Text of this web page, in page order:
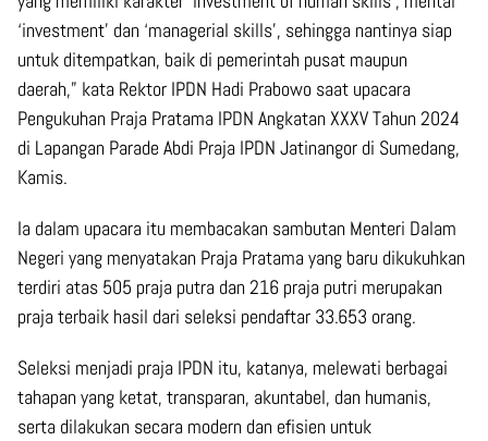
‘investment’ dan ‘managerial skills’, sehingga nantinya siap
untuk ditempatkan, baik di pemerintah pusat maupun
daerah,” kata Rektor IPDN Hadi Prabowo saat upacara
Pengukuhan Praja Pratama IPDN Angkatan XXXV Tahun 2024
di Lapangan Parade Abdi Praja IPDN Jatinangor di Sumedang,
Kamis.
Ia dalam upacara itu membacakan sambutan Menteri Dalam
Negeri yang menyatakan Praja Pratama yang baru dikukuhkan
terdiri atas 505 praja putra dan 216 praja putri merupakan
praja terbaik hasil dari seleksi pendaftar 33.653 orang.
Seleksi menjadi praja IPDN itu, katanya, melewati berbagai
tahapan yang ketat, transparan, akuntabel, dan humanis,
serta dilakukan secara modern dan efisien untuk